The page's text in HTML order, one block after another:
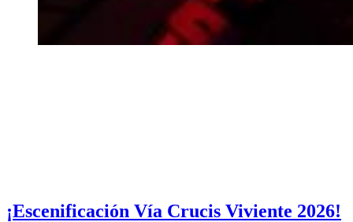
¡Escenificación Vía Crucis Viviente 2026!